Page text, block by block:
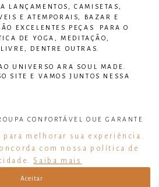
LANÇAMENTOS, CAMISETAS,
E ATEMPORAIS, BAZAR E
EXCELENTES PEÇAS PARA O
DE YOGA, MEDITAÇÃO,
DENTRE OUTRAS.
UNIVERSO ARA SOUL MADE
SITE E VAMOS JUNTOS NESSA
CONFORTÁVEL QUE GARANTE
OS DIREITOS RESERVADOS
31.919.549/0001-08
melhorar sua experiência.
com nossa política de
Saiba mais
Aceitar